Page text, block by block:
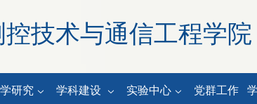
控技术与通信工程学院
研究 学科建设 实验中心 党群工作